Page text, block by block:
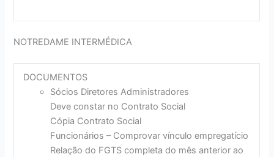
NOTREDAME INTERMÉDICA
DOCUMENTOS
Sócios Diretores Administradores
Deve constar no Contrato Social
Cópia Contrato Social
Funcionários – Comprovar vínculo empregatício
Relação do FGTS completa do mês anterior ao